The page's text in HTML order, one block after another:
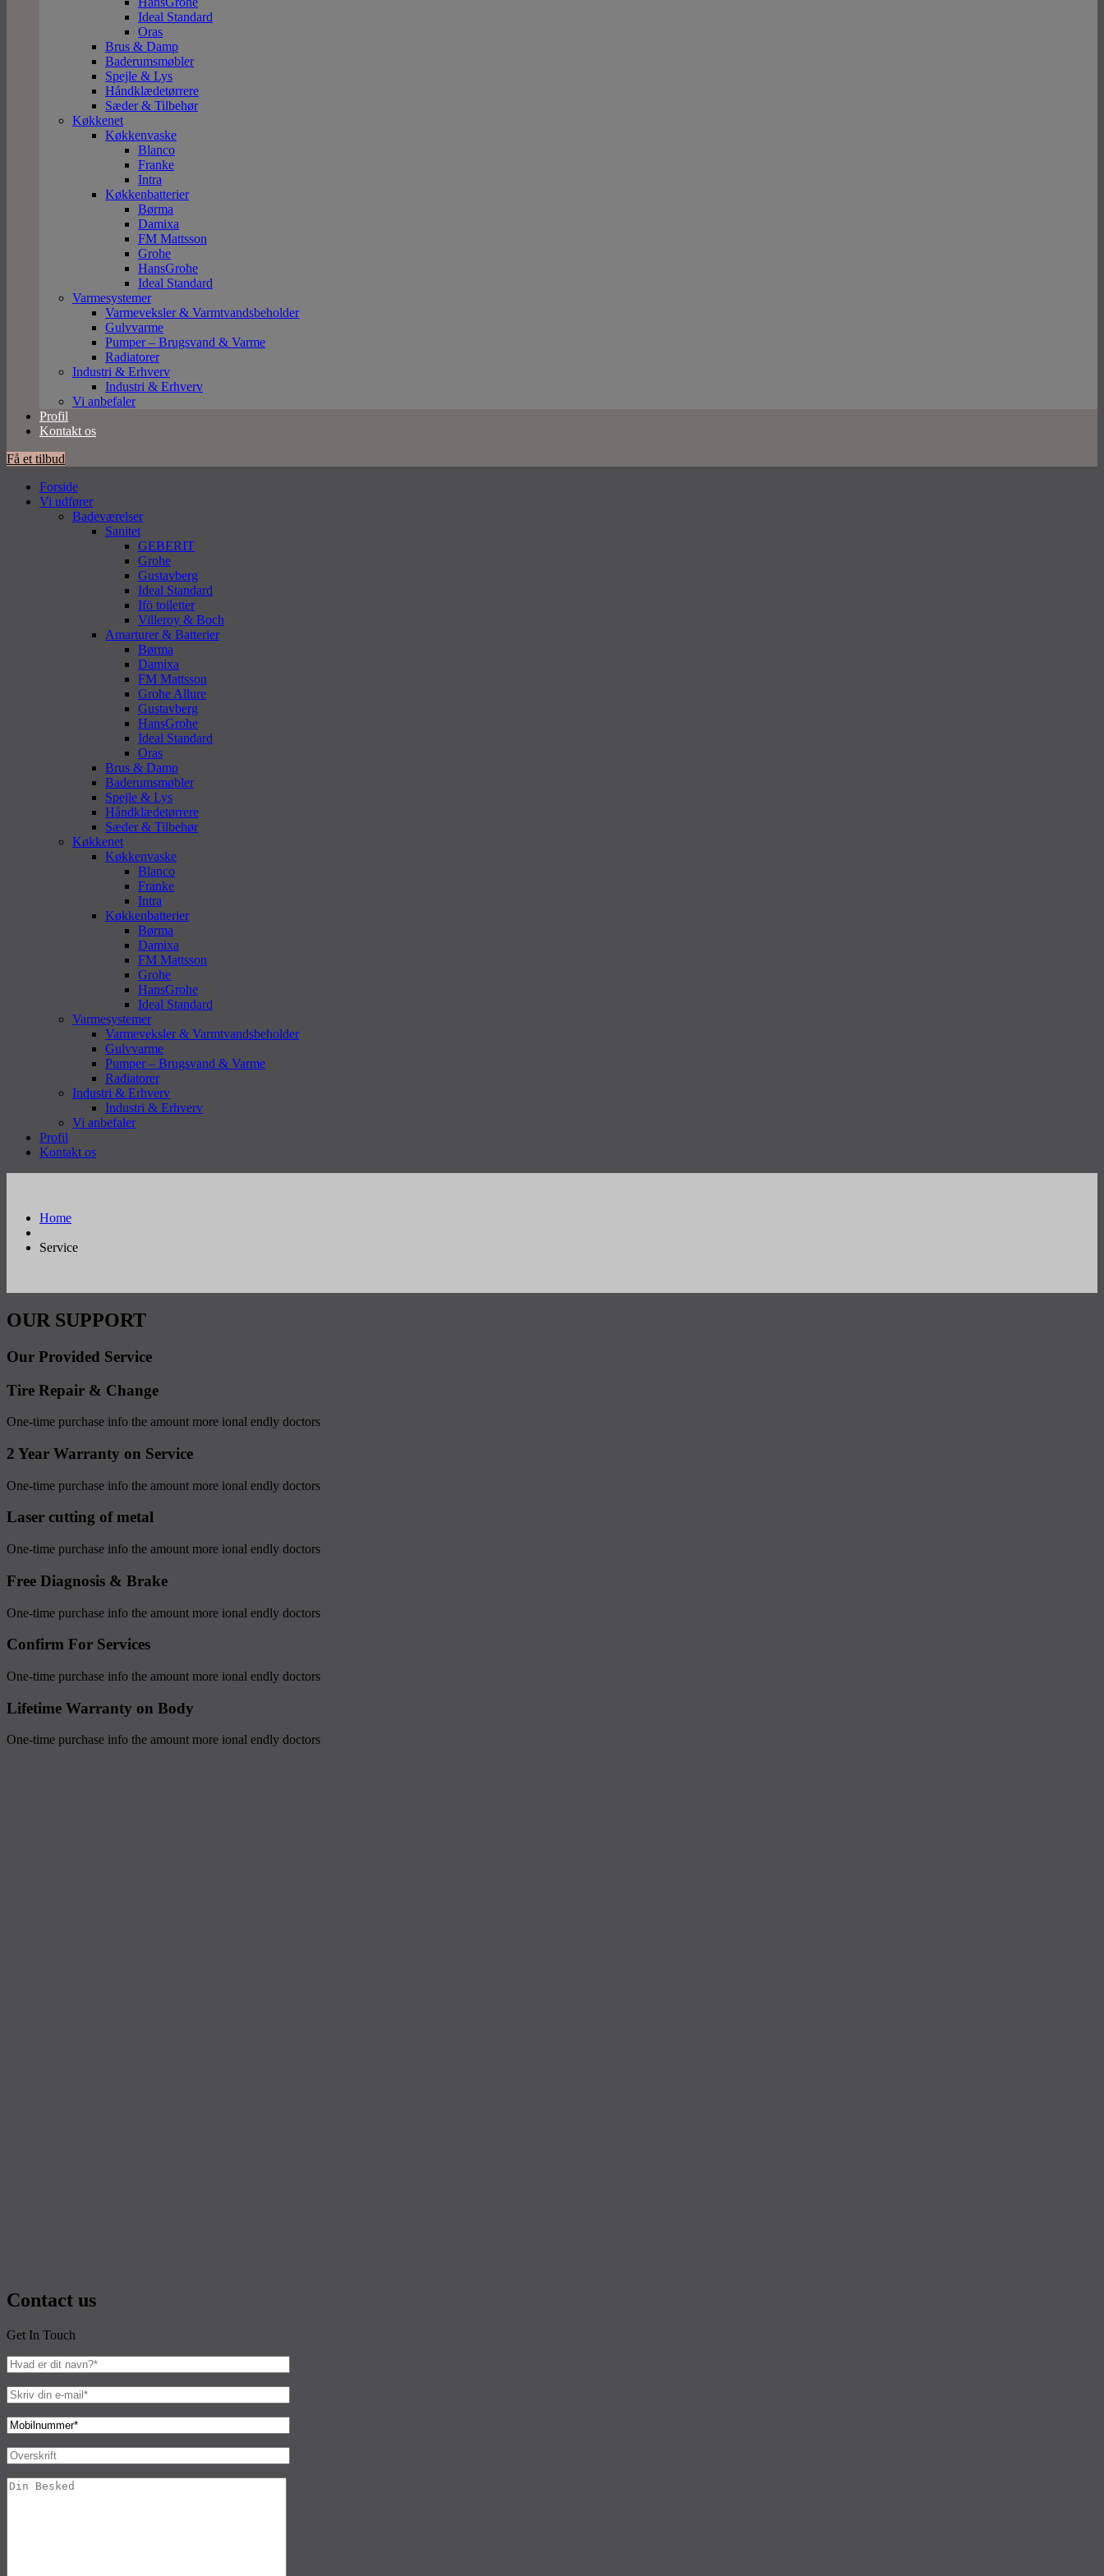
Ideal Standard
Oras
Brus & Damp
Baderumsmøbler
Spejle & Lys
Håndklædetørrere
Sæder & Tilbehør
Køkkenet
Køkkenvaske
Blanco
Franke
Intra
Køkkenbatterier
Børma
Damixa
FM Mattsson
Grohe
HansGrohe
Ideal Standard
Varmesystemer
Varmeveksler & Varmtvandsbeholder
Gulvvarme
Pumper – Brugsvand & Varme
Radiatorer
Industri & Erhverv
Industri & Erhverv
Vi anbefaler
Profil
Kontakt os
Få et tilbud
Forside
Vi udfører
Badeværelser
Sanitet
GEBERIT
Grohe
Gustavberg
Ideal Standard
Ifö toiletter
Villeroy & Boch
Amarturer & Batterier
Børma
Damixa
FM Mattsson
Grohe Allure
Gustavberg
HansGrohe
Ideal Standard
Oras
Brus & Damp
Baderumsmøbler
Spejle & Lys
Håndklædetørrere
Sæder & Tilbehør
Køkkenet
Køkkenvaske
Blanco
Franke
Intra
Køkkenbatterier
Børma
Damixa
FM Mattsson
Grohe
HansGrohe
Ideal Standard
Varmesystemer
Varmeveksler & Varmtvandsbeholder
Gulvvarme
Pumper – Brugsvand & Varme
Radiatorer
Industri & Erhverv
Industri & Erhverv
Vi anbefaler
Profil
Kontakt os
Home
Service
OUR SUPPORT
Our Provided Service
Tire Repair & Change
One-time purchase info the amount more ional endly doctors
2 Year Warranty on Service
One-time purchase info the amount more ional endly doctors
Laser cutting of metal
One-time purchase info the amount more ional endly doctors
Free Diagnosis & Brake
One-time purchase info the amount more ional endly doctors
Confirm For Services
One-time purchase info the amount more ional endly doctors
Lifetime Warranty on Body
One-time purchase info the amount more ional endly doctors
Contact us
Get In Touch